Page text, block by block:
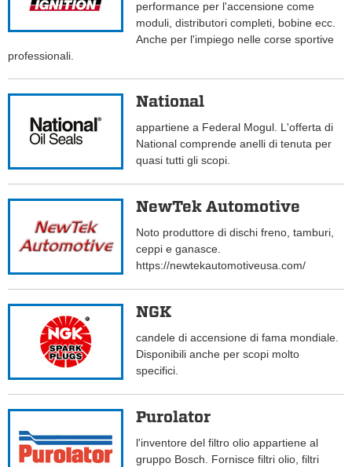
performance per l'accensione come
moduli, distributori completi, bobine ecc.
Anche per l'impiego nelle corse sportive
professionali.
National
appartiene a Federal Mogul. L'offerta di
National comprende anelli di tenuta per
quasi tutti gli scopi.
NewTek Automotive
Noto produttore di dischi freno, tamburi,
ceppi e ganasce.
https://newtekautomotiveusa.com/
NGK
candele di accensione di fama mondiale.
Disponibili anche per scopi molto
specifici.
Purolator
l'inventore del filtro olio appartiene al
gruppo Bosch. Fornisce filtri olio, filtri